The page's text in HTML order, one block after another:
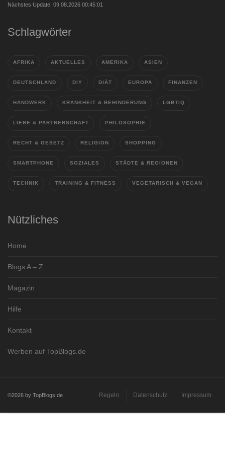
Nächstes Update: 09.08.2026 00:45:01
Schlagwörter
AFRIKA AKTUELLES AMERIKA ASIEN
DEUTSCHLAND DIY DIÄT EUROPA FINANZEN
HANDWERK KRANKHEIT & BEHINDERUNG LGBTIQ
LIEBE & PARTNERSCHAFT PHILOSOPHIE
RECHT & GESETZ RELIGION SHOPPING
SMARTPHONE SOZIALES STÄDTE & REGIONEN
TECHNIK TRAINING & FITNESS VEGETARISCH & VEGAN
Nützliches
Home
Blogs A – Z
Magazin
Hilfe
Kontakt
Werben auf TopBlogs.de
©2026 by TopBlogs.de Regeln Datenschutz Impressum